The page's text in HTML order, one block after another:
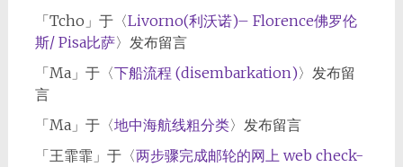
「Tcho 」于〈Livorno(利沃诺)– Florence佛罗伦
斯/ Pisa比萨〉发布留言
「Ma」于〈下船流程 (disembarkation)〉发布留
言
「Ma」于〈地中海航线粗分类〉发布留言
「王霏霏」于〈两步骤完成邮轮的网上 web check-